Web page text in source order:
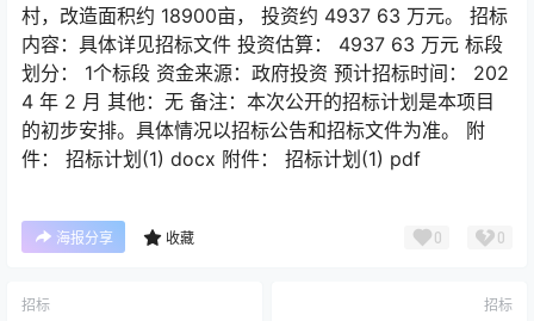
村，改造面积约 18900亩， 投资约 4937 63 万元。 招标
内容：具体详见招标文件 投资估算： 4937 63 万元 标段
划分： 1个标段 资金来源：政府投资 预计招标时间： 202
4 年 2 月 其他：无 备注：本次公开的招标计划是本项目
的初步安排。具体情况以招标公告和招标文件为准。 附
件： 招标计划(1) docx 附件： 招标计划(1) pdf
海报分享 收藏 0 0
招标 招标